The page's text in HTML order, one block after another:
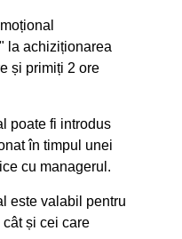
la achiziționarea
și primiți 2 ore
poate fi introdus
în timpul unei
cu managerul.
este valabil pentru
și cei care